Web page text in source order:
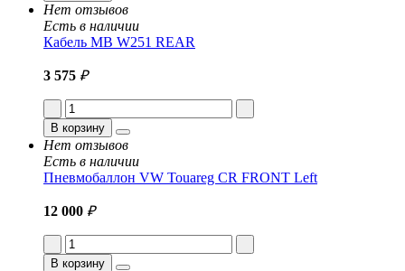
Нет отзывов
Есть в наличии
Кабель MB W251 REAR
3 575 ₽
В корзину
Нет отзывов
Есть в наличии
Пневмобаллон VW Touareg CR FRONT Left
12 000 ₽
В корзину